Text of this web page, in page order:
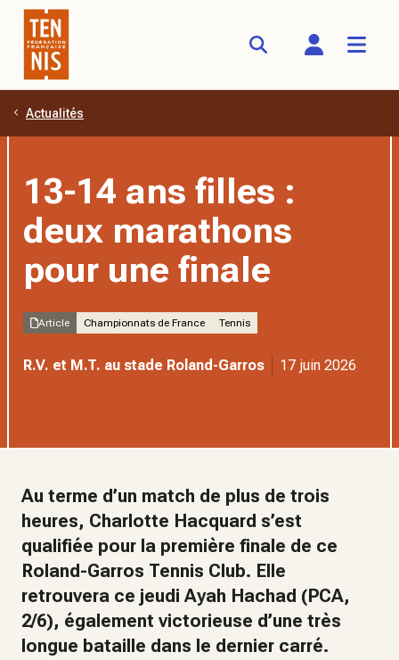
Aller au contenu principal
Actualités
13-14 ans filles :
deux marathons
pour une finale
Article Championnats de France Tennis
R.V. et M.T. au stade Roland-Garros 17 juin 2026
Au terme d’un match de plus de trois
heures, Charlotte Hacquard s’est
qualifiée pour la première finale de ce
Roland-Garros Tennis Club. Elle
retrouvera ce jeudi Ayah Hachad (PCA,
2/6), également victorieuse d’une très
longue bataille dans le dernier carré.